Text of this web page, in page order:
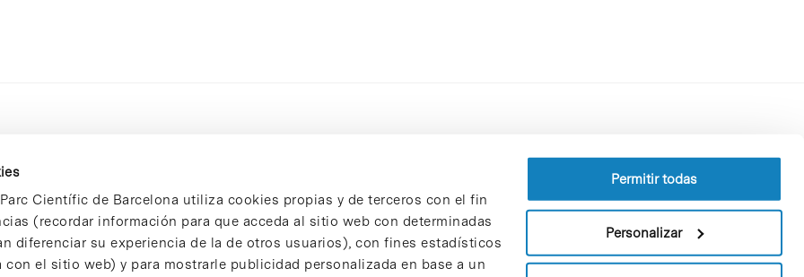
Científic de Barcelona utiliza cookies propias y de terceros con el fin
(recordar información para que acceda al sitio web con determinadas
diferenciar su experiencia de la de otros usuarios), con fines estadísticos
el sitio web) y para mostrarle publicidad personalizada en base a un
Permitir todas
Personalizar
Perfil del contratante
Política de privacidad
Aviso Legal
Patrones y patrocinadores
Bolsa de trabajo